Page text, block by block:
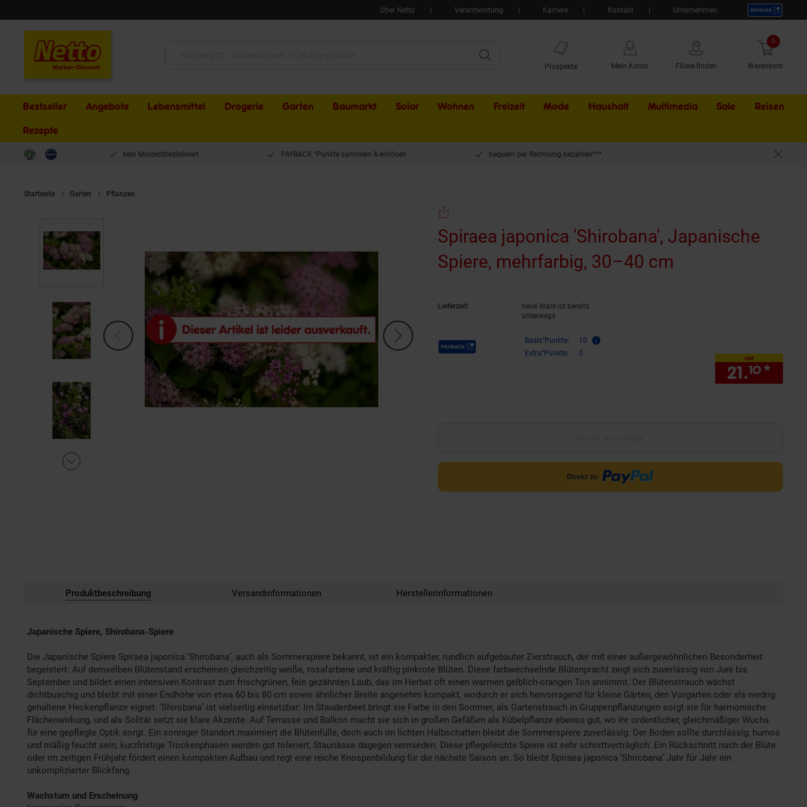
Über Netto Verantwortung Karriere Kontakt Unternehmen
Prospekte Mein Konto Filiale finden Warenkorb
0 Artikel
Bestseller Angebote Lebensmittel Drogerie Garten Baumarkt Solar Wohnen Freizeit Mode Haushalt Multimedia Sale Externer
Reisen
Rezepte
kein Mindestbestellwert PAYBACK °Punkte sammeln & einlösen bequem per Rechnung bezahlen***
Startseite Garten Pflanzen
Spiraea japonica 'Shirobana', Japanische
Spiere, mehrfarbig, 30–40 cm
Lieferzeit:
neue Ware ist bereits
unterwegs
Payback Punkte Basis°Punkte:
10
Extra°Punkte:
0
nur
21.10 *
Produktbeschreibung Versandinformationen Herstellerinformationen
Japanische Spiere, Shirobana-Spiere
Die Japanische Spiere Spiraea japonica ‘Shirobana’, auch als Sommerspiere bekannt, ist ein kompakter, rundlich aufgebauter Zierstrauch, der mit einer außergewöhnlichen Besonderheit
begeistert: Auf demselben Blütenstand erscheinen gleichzeitig weiße, rosafarbene und kräftig pinkrote Blüten. Diese farbwechselnde Blütenpracht zeigt sich zuverlässig von Juni bis
September und bildet einen intensiven Kontrast zum frischgrünen, fein gezähnten Laub, das im Herbst oft einen warmen gelblich-orangen Ton annimmt. Der Blütenstrauch wächst
dichtbuschig und bleibt mit einer Endhöhe von etwa 60 bis 80 cm sowie ähnlicher Breite angenehm kompakt, wodurch er sich hervorragend für kleine Gärten, den Vorgarten oder als niedrig
gehaltene Heckenpflanze eignet. ‘Shirobana’ ist vielseitig einsetzbar: Im Staudenbeet bringt sie Farbe in den Sommer, als Gartenstrauch in Gruppenpflanzungen sorgt sie für harmonische
Flächenwirkung, und als Solitär setzt sie klare Akzente. Auf Terrasse und Balkon macht sie sich in großen Gefäßen als Kübelpflanze ebenso gut, wo ihr ordentlicher, gleichmäßiger Wuchs
für eine gepflegte Optik sorgt. Ein sonniger Standort maximiert die Blütenfülle, doch auch im lichten Halbschatten bleibt die Sommerspiere zuverlässig. Der Boden sollte durchlässig, humos
und mäßig feucht sein; kurzfristige Trockenphasen werden gut toleriert, Staunässe dagegen vermieden. Diese pflegeleichte Spiere ist sehr schnittverträglich: Ein Rückschnitt nach der Blüte
oder im zeitigen Frühjahr fördert einen kompakten Aufbau und regt eine reiche Knospenbildung für die nächste Saison an. So bleibt Spiraea japonica ‘Shirobana’ Jahr für Jahr ein
unkomplizierter Blickfang.
Wachstum und Erscheinung